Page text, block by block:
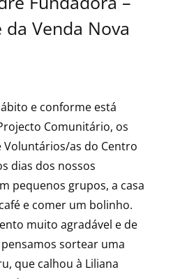
Venda Nova
e conforme está
Comunitário, os
Voluntários/as do Centro
dias dos nossos
pequenos grupos, a casa
e comer um bolinho.
muito agradável e de
sortear uma
que calhou à Liliana